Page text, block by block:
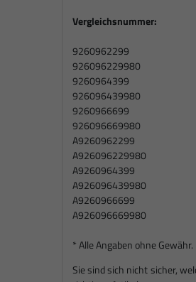
Vergleichsnummer:
9260962299
926096229980
9260964399
926096439980
9260966699
926096669980
A9260962299
A926096229980
A9260964399
A926096439980
A9260966699
A926096669980
* Alle Angaben ohne
Sie sind sich nicht sicher,